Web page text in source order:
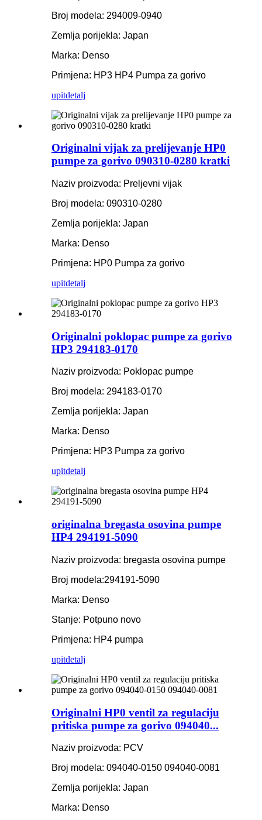
Broj modela: 294009-0940
Zemlja porijekla: Japan
Marka: Denso
Primjena: HP3 HP4 Pumpa za gorivo
upitdetalj
Originalni vijak za prelijevanje HP0
pumpe za gorivo 090310-0280 kratki
Naziv proizvoda: Preljevni vijak
Broj modela: 090310-0280
Zemlja porijekla: Japan
Marka: Denso
Primjena: HP0 Pumpa za gorivo
upitdetalj
Originalni poklopac pumpe za gorivo
HP3 294183-0170
Naziv proizvoda: Poklopac pumpe
Broj modela: 294183-0170
Zemlja porijekla: Japan
Marka: Denso
Primjena: HP3 Pumpa za gorivo
upitdetalj
originalna bregasta osovina pumpe
HP4 294191-5090
Naziv proizvoda: bregasta osovina pumpe
Broj modela:294191-5090
Marka: Denso
Stanje: Potpuno novo
Primjena: HP4 pumpa
upitdetalj
Originalni HP0 ventil za regulaciju
pritiska pumpe za gorivo 094040...
Naziv proizvoda: PCV
Broj modela: 094040-0150 094040-0081
Zemlja porijekla: Japan
Marka: Denso